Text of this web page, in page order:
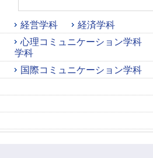
経営学科
経済学科
心理コミュニケーション学科
学科
国際コミュニケーション学科